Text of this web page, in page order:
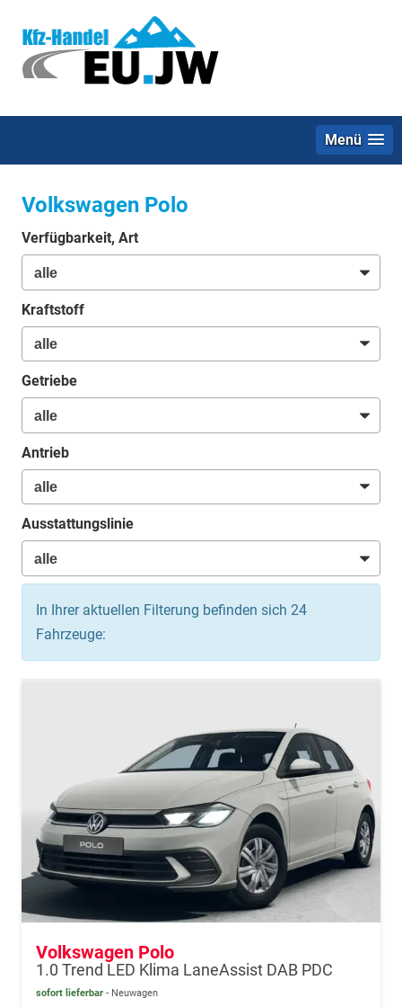
Menü
Volkswagen Polo
Verfügbarkeit, Art
Kraftstoff
Getriebe
Antrieb
Ausstattungslinie
In Ihrer aktuellen Filterung befinden sich 24
Fahrzeuge:
Volkswagen Polo
1.0 Trend LED Klima LaneAssist DAB PDC
sofort lieferbar Neuwagen